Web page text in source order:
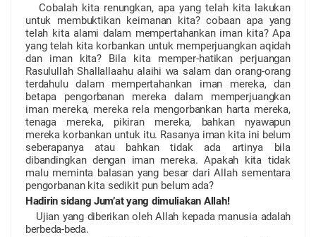
Cobalah kita renungkan, apa yang telah kita lakukan
untuk membuktikan keimanan kita? cobaan apa yang
telah kita alami dalam mempertahankan iman kita? Apa
yang telah kita korbankan untuk memperjuangkan aqidah
dan iman kita? Bila kita memper-hatikan perjuangan
Rasulullah Shallallaahu alaihi wa salam dan orang-orang
terdahulu dalam mempertahankan iman mereka, dan
betapa pengorbanan mereka dalam memperjuangkan
iman mereka, mereka rela mengorbankan harta mereka,
tenaga mereka, pikiran mereka, bahkan nyawapun
mereka korbankan untuk itu. Rasanya iman kita ini belum
seberapanya atau bahkan tidak ada artinya bila
dibandingkan dengan iman mereka. Apakah kita tidak
malu meminta balasan yang besar dari Allah sementara
pengorbanan kita sedikit pun belum ada?
Hadirin sidang Jum’at yang dimuliakan Allah!
Ujian yang diberikan oleh Allah kepada manusia adalah
berbeda-beda.